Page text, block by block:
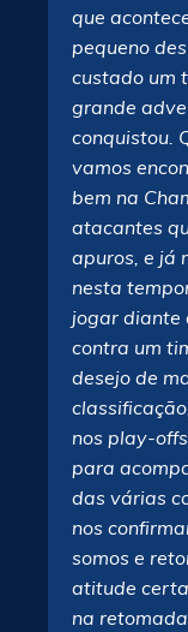
que
pequeno
custado um
grande
conquistou.
vamos
bem na
atacantes
apuros, e já
nesta
jogar diante
contra um
desejo de
nos play-
para
das várias
nos
somos e
atitude
na